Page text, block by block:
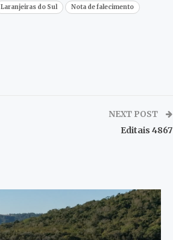
Laranjeiras do Sul
Nota de falecimento
NEXT POST
Editais 4867